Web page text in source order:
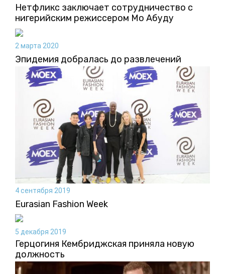
Нетфликс заключает сотрудничество с
нигерийским режиссером Мо Абуду
2 марта 2020
Эпидемия добралась до развлечений
4 сентября 2019
Eurasian Fashion Week
5 декабря 2019
Герцогиня Кембриджская приняла новую
должность